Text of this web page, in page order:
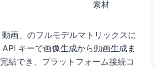
素材
画」のフルモデルマトリックスに
キーで画像生成から動画生成ま
結でき、プラットフォーム接続コ